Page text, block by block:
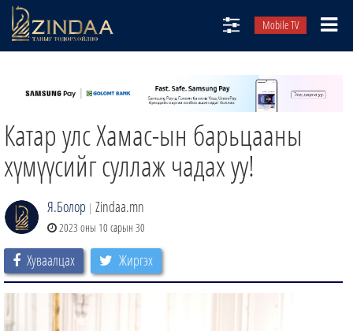
Mobile TV
ТВ8
ӨГЛӨӨНИЙ СОНИН
АУДИО ЗОХИОЛ
ЗИНДАА СЭТГҮҮЛ
Катар улс Хамас-ын барьцааны
хүмүүсийг суллаж чадах уу!
Я.Болор | Zindaa.mn
2023 оны 10 сарын 30
Хуваалцах Жиргэх